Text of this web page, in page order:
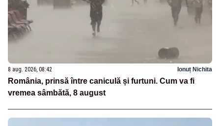
8 aug. 2026, 08:42 Ionuț Nichita
România, prinsă între caniculă și furtuni. Cum va fi
vremea sâmbătă, 8 august